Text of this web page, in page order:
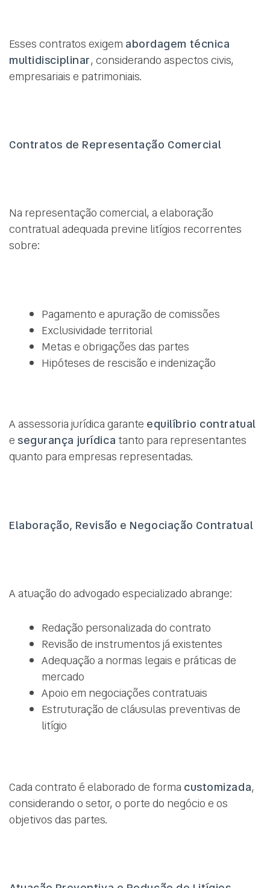
Esses contratos exigem abordagem técnica
multidisciplinar, considerando aspectos civis,
empresariais e patrimoniais.
Contratos de Representação Comercial
Na representação comercial, a elaboração
contratual adequada previne litígios recorrentes
sobre:
Pagamento e apuração de comissões
Exclusividade territorial
Metas e obrigações das partes
Hipóteses de rescisão e indenização
A assessoria jurídica garante equilíbrio contratual
esegurança jurídica tanto para representantes
quanto para empresas representadas.
Elaboração, Revisão e Negociação Contratual
A atuação do advogado especializado abrange:
Redação personalizada do contrato
Revisão de instrumentos já existentes
Adequação a normas legais e práticas de
mercado
Apoio em negociações contratuais
Estruturação de cláusulas preventivas de
litígio
Cada contrato é elaborado de forma customizada,
considerando o setor, o porte do negócio e os
objetivos das partes.